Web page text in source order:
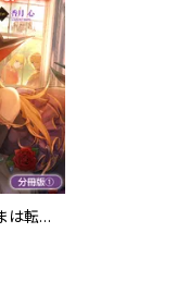
ドロンジョさまは転生しても悪役令嬢のままだった【分冊版】